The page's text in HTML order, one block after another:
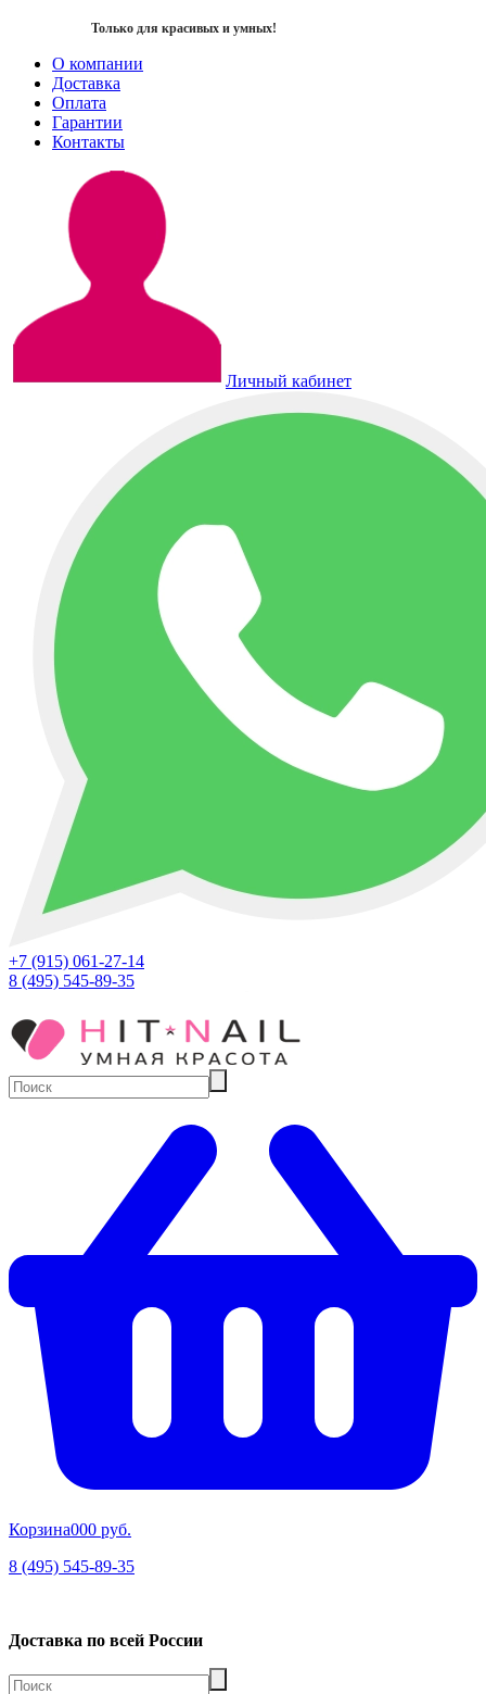
Только для красивых и умных!
О компании
Доставка
Оплата
Гарантии
Контакты
Личный кабинет
+7 (915) 061-27-14
8 (495) 545-89-35
Корзина000 руб.
8 (495) 545-89-35
Доставка по всей России